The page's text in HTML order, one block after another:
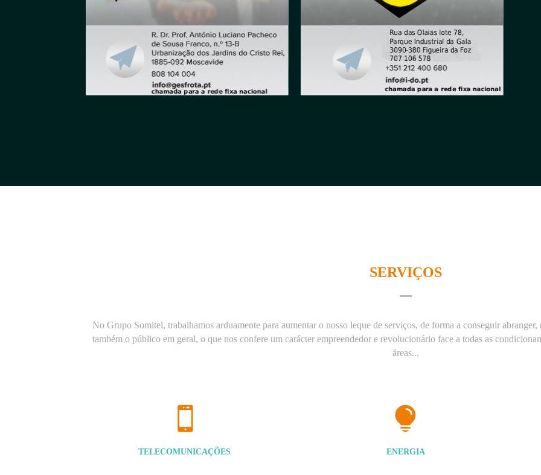
SERVIÇOS
No Grupo Somitel, trabalhamos arduamente para aumentar o nosso leque de serviços, de forma a conseguir
também o público em geral, o que nos confere um carácter empreendedor e revolucionário face a todas as
áreas...
TELECOMUNICAÇÕES ENERGIA